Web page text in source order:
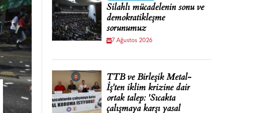
Silahlı mücadelenin sonu ve
demokratikleşme
sorunumuz
7 Ağustos 2026
TTB ve Birleşik Metal-
İş'ten iklim krizine dair
ortak talep: 'Sıcakta
çalışmaya karşı yasal